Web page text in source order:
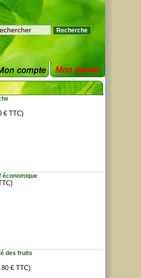
€ TTC)
économique
des fruits
€ TTC)